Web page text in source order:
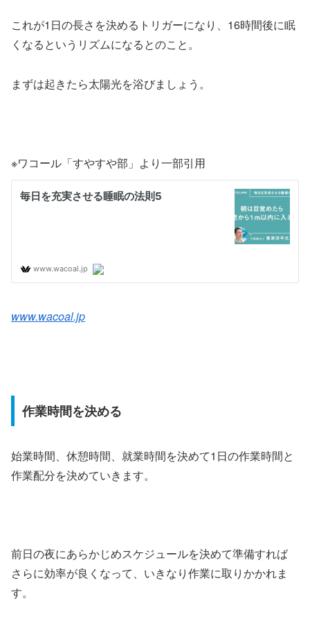
これが1日の長さを決めるトリガーになり、16時間後に眠
くなるというリズムになるとのこと。
まずは起きたら太陽光を浴びましょう。
※ワコール「すやすや部」より一部引用
www.wacoal.jp
作業時間を決める
始業時間、休憩時間、就業時間を決めて1日の作業時間と
作業配分を決めていきます。
前日の夜にあらかじめスケジュールを決めて準備すれば
さらに効率が良くなって、いきなり作業に取りかかれま
す。